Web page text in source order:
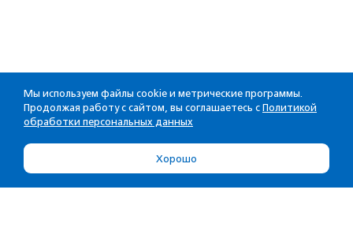
Мы используем файлы cookie и метрические программы.
Продолжая работу с сайтом, вы соглашаетесь с Политикой
обработки персональных данных
Хорошо